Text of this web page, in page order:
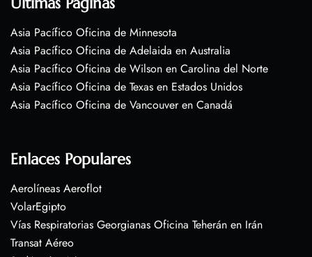
Asia Pacífico Oficina de Minnesota
Asia Pacífico Oficina de Adelaida en Australia
Asia Pacífico Oficina de Wilson en Carolina del Norte
Asia Pacífico Oficina de Texas en Estados Unidos
Asia Pacífico Oficina de Vancouver en Canadá
Enlaces Populares
Aerolíneas Aeroflot
VolarEgipto
Vías Respiratorias Georgianas Oficina Teherán en Irán
Transat Aéreo